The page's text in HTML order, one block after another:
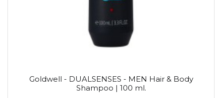
Goldwell - DUALSENSES - MEN Hair & Body
Shampoo | 100 ml.